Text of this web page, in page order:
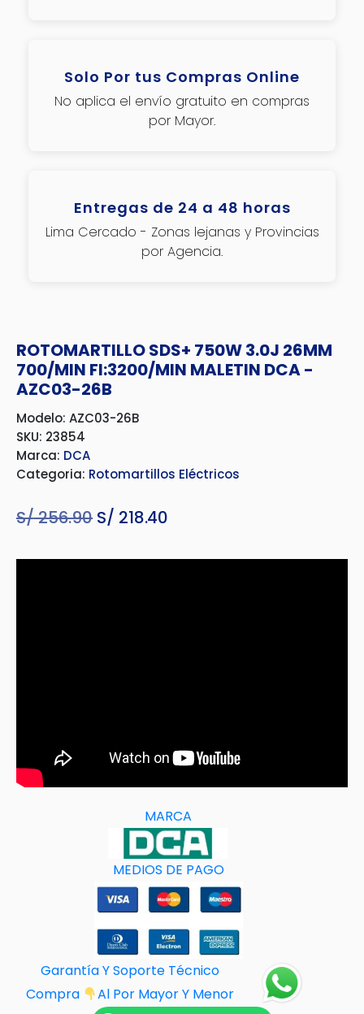
Solo Por tus Compras Online
No aplica el envío gratuito en compras
por Mayor.
Entregas de 24 a 48 horas
Lima Cercado - Zonas lejanas y Provincias
por Agencia.
ROTOMARTILLO SDS+ 750W 3.0J 26MM
700/MIN FI:3200/MIN MALETIN DCA -
AZC03-26B
Modelo: AZC03-26B
SKU: 23854
Marca: DCA
Categoria: Rotomartillos Eléctricos
S/256.90 El
original
S/ 218.40
actual
MARCA
MEDIOS DE PAGO
Garantía Y Soporte Técnico
Compra
Al Por Mayor Y Menor